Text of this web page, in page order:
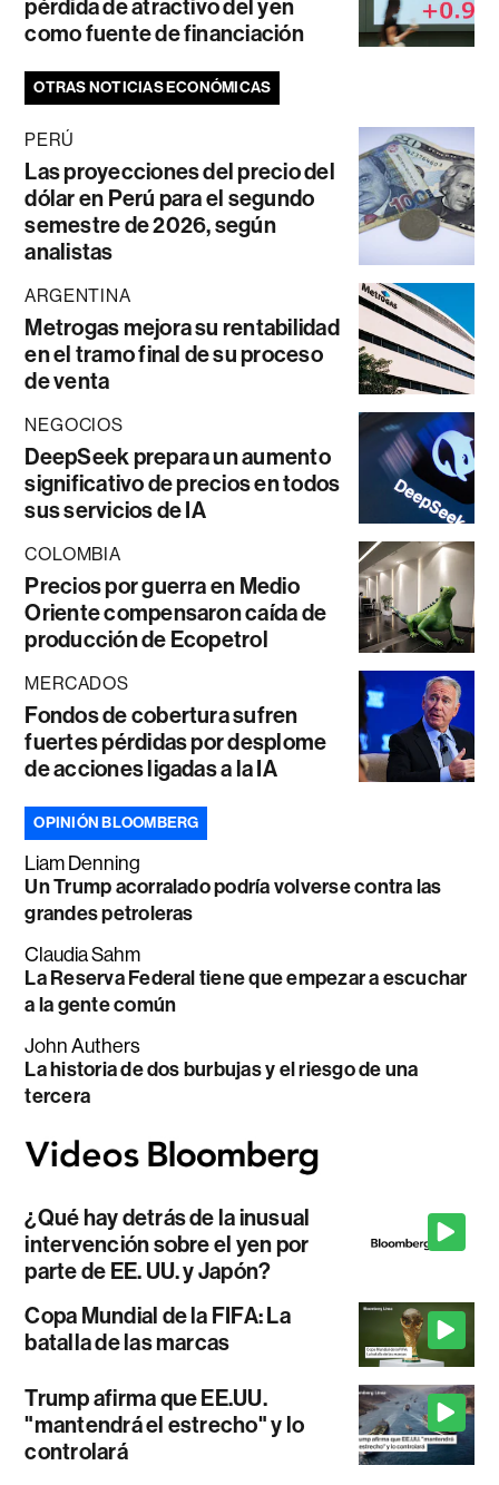
pérdida de atractivo del yen
como fuente de financiación
OTRAS NOTICIAS ECONÓMICAS
PERÚ
Las proyecciones del precio del
dólar en Perú para el segundo
semestre de 2026, según
analistas
ARGENTINA
Metrogas mejora su rentabilidad
en el tramo final de su proceso
de venta
NEGOCIOS
DeepSeek prepara un aumento
significativo de precios en todos
sus servicios de IA
COLOMBIA
Precios por guerra en Medio
Oriente compensaron caída de
producción de Ecopetrol
MERCADOS
Fondos de cobertura sufren
fuertes pérdidas por desplome
de acciones ligadas a la IA
OPINIÓN BLOOMBERG
Liam Denning
Un Trump acorralado podría volverse contra las
grandes petroleras
Claudia Sahm
La Reserva Federal tiene que empezar a escuchar
a la gente común
John Authers
La historia de dos burbujas y el riesgo de una
tercera
¿Qué hay detrás de la inusual
intervención sobre el yen por
parte de EE. UU. y Japón?
Copa Mundial de la FIFA: La
batalla de las marcas
Trump afirma que EE.UU.
"mantendrá el estrecho" y lo
controlará